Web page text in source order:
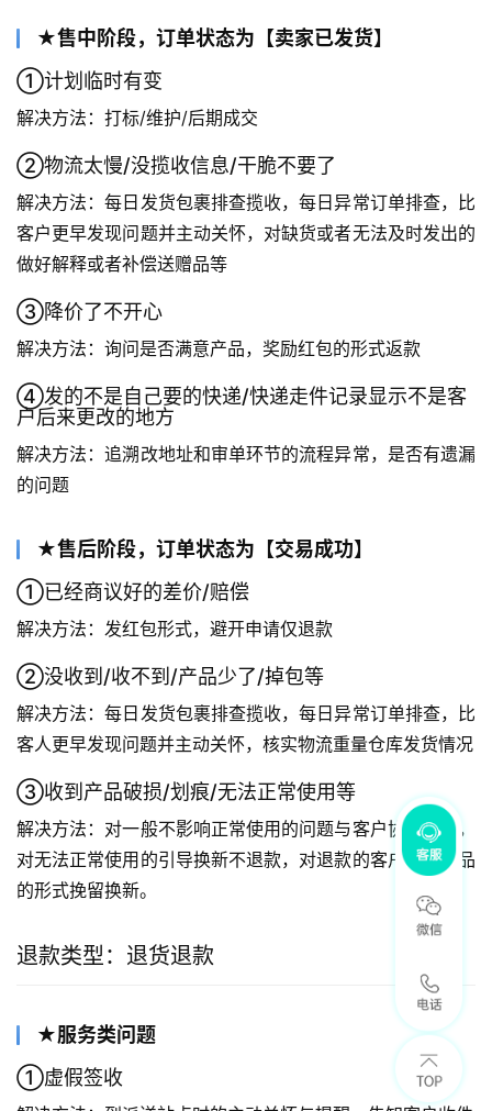
★售中阶段，订单状态为【卖家已发货】
①计划临时有变
解决方法：打标/维护/后期成交
②物流太慢/没揽收信息/干脆不要了
解决方法：每日发货包裹排查揽收，每日异常订单排查，比
客户更早发现问题并主动关怀，对缺货或者无法及时发出的
做好解释或者补偿送赠品等
③降价了不开心
解决方法：询问是否满意产品，奖励红包的形式返款
④发的不是自己要的快递/快递走件记录显示不是客
户后来更改的地方
解决方法：追溯改地址和审单环节的流程异常，是否有遗漏
的问题
★售后阶段，订单状态为【交易成功】
①已经商议好的差价/赔偿
解决方法：发红包形式，避开申请仅退款
②没收到/收不到/产品少了/掉包等
解决方法：每日发货包裹排查揽收，每日异常订单排查，比
客人更早发现问题并主动关怀，核实物流重量仓库发货情况
③收到产品破损/划痕/无法正常使用等
解决方法：对一般不影响正常使用的问题与客户协商补偿，
对无法正常使用的引导换新不退款，对退款的客户加送赠品
的形式挽留换新。
退款类型：退货退款
★服务类问题
①虚假签收